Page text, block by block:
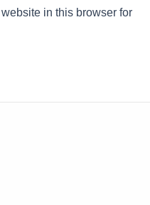
in this browser for